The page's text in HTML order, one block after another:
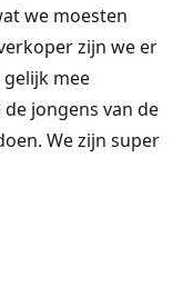
we moesten
zijn we er
mee
jongens van de
We zijn super